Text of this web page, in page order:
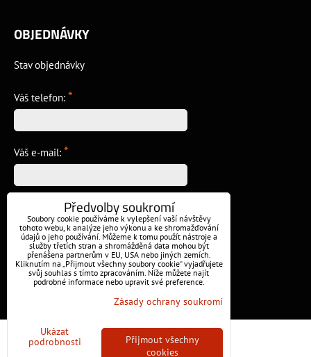
OBJEDNÁVKY
Stav objednávky
Váš telefon: *
Váš e-mail: *
Předvolby soukromí Zásady ochrany soukromí
Předvolby soukromí
Soubory cookie používáme k vylepšení vaší návštěvy
tohoto webu, k analýze jeho výkonu a ke shromažďování
údajů o jeho používání. Můžeme k tomu použít nástroje a
služby třetích stran a shromážděná data mohou být
přenášena partnerům v EU, USA nebo jiných zemích.
Kliknutím na „Přijmout všechny soubory cookie“ vyjadřujete
svůj souhlas s tímto zpracováním. Níže můžete najít
podrobné informace nebo upravit své preference.
Zásady ochrany soukromí
Ukázat
podrobnosti
Přijmout všechny
cookies